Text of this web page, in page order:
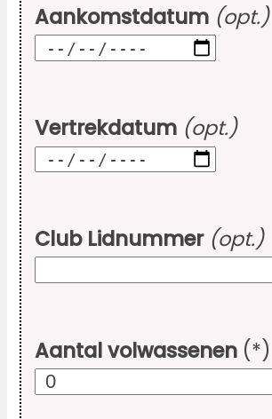
Aankomstdatum (opt.)
Vertrekdatum (opt.)
Club Lidnummer (opt.)
Aantal volwassenen (*)